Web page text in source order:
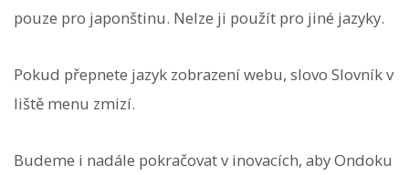
pouze pro japonštinu. Nelze ji použít pro jiné jazyky.
Pokud přepnete jazyk zobrazení webu, slovo Slovník v
liště menu zmizí.
Budeme i nadále pokračovat v inovacích, aby Ondoku